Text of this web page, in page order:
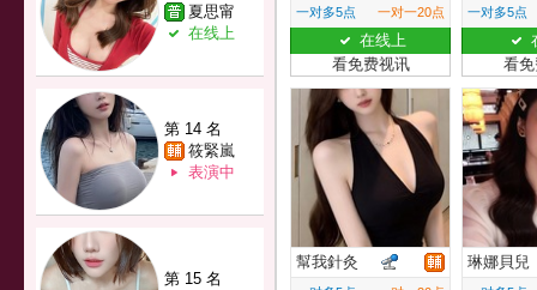
夏思甯
在线上
第 14 名
筱緊嵐
表演中
第 15 名
一对多5点 一对一20点
在线上
看免费视讯
一对多5点
看
幫我針灸 琳娜貝兒